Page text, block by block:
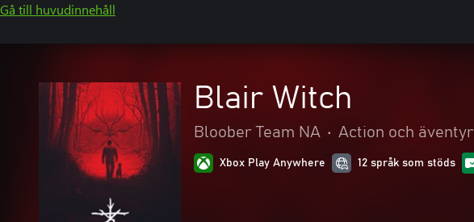
Gå till huvudinnehåll
Blair Witch
Bloober Team NA • Action och äventyr
Xbox Play Anywhere 12 språk som stöds